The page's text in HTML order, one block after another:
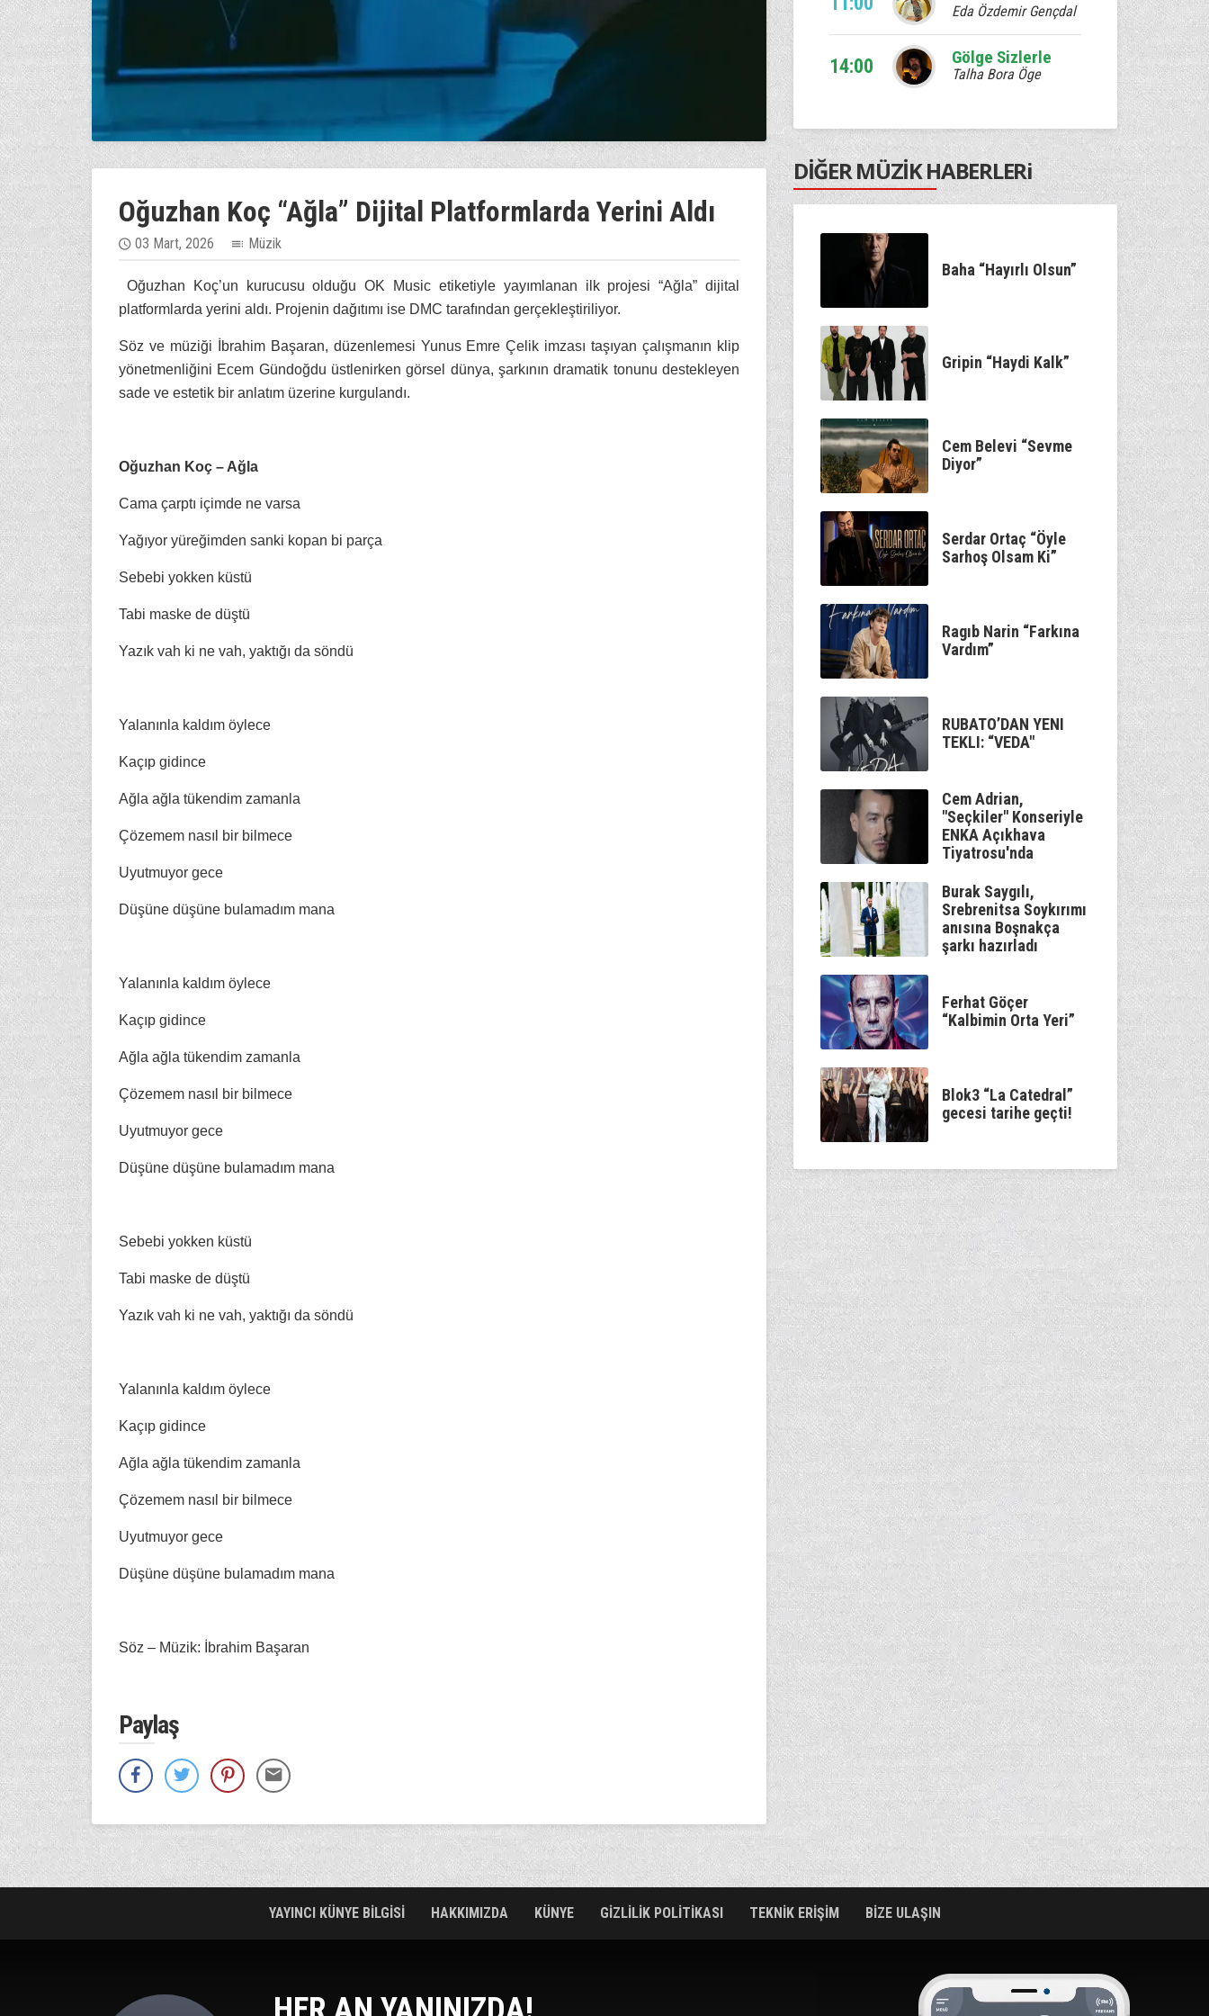
Oğuzhan Koç “Ağla” Dijital Platformlarda Yerini Aldı
03 Mart, 2026 Müzik
Oğuzhan Koç’un kurucusu olduğu OK Music etiketiyle yayımlanan ilk projesi “Ağla” dijital
platformlarda yerini aldı. Projenin dağıtımı ise DMC tarafından gerçekleştiriliyor.
Söz ve müziği İbrahim Başaran, düzenlemesi Yunus Emre Çelik imzası taşıyan çalışmanın klip
yönetmenliğini Ecem Gündoğdu üstlenirken görsel dünya, şarkının dramatik tonunu destekleyen
sade ve estetik bir anlatım üzerine kurgulandı.
Oğuzhan Koç – Ağla
Cama çarptı içimde ne varsa
Yağıyor yüreğimden sanki kopan bi parça
Sebebi yokken küstü
Tabi maske de düştü
Yazık vah ki ne vah, yaktığı da söndü
Yalanınla kaldım öylece
Kaçıp gidince
Ağla ağla tükendim zamanla
Çözemem nasıl bir bilmece
Uyutmuyor gece
Düşüne düşüne bulamadım mana
Yalanınla kaldım öylece
Kaçıp gidince
Ağla ağla tükendim zamanla
Çözemem nasıl bir bilmece
Uyutmuyor gece
Düşüne düşüne bulamadım mana
Sebebi yokken küstü
Tabi maske de düştü
Yazık vah ki ne vah, yaktığı da söndü
Yalanınla kaldım öylece
Kaçıp gidince
Ağla ağla tükendim zamanla
Çözemem nasıl bir bilmece
Uyutmuyor gece
Düşüne düşüne bulamadım mana
Söz – Müzik: İbrahim Başaran
Paylaş
Eda Özdemir Gençdal
14:00 Gölge Sizlerle
Talha Bora Öge
17:00 Venhar Sağıroğlu
20:00 Kum Saati
Murat Çetin
22:00 Kaan Özdemir
DİĞER MÜZİK HABERLERi
Baha “Hayırlı Olsun”
Gripin “Haydi Kalk”
Cem Belevi “Sevme
Diyor”
Serdar Ortaç “Öyle
Sarhoş Olsam Ki”
Ragıb Narin “Farkına
Vardım”
RUBATO’DAN YENI
TEKLI: “VEDA"
Cem Adrian,
"Seçkiler" Konseriyle
ENKA Açıkhava
Tiyatrosu'nda
Burak Saygılı,
Srebrenitsa Soykırımı
anısına Boşnakça
şarkı hazırladı
Ferhat Göçer
“Kalbimin Orta Yeri”
Blok3 “La Catedral”
gecesi tarihe geçti!
YAYINCI KÜNYE BİLGİSİ HAKKIMIZDA KÜNYE GİZLİLİK POLİTİKASI TEKNİK ERİŞİM BİZE ULAŞIN